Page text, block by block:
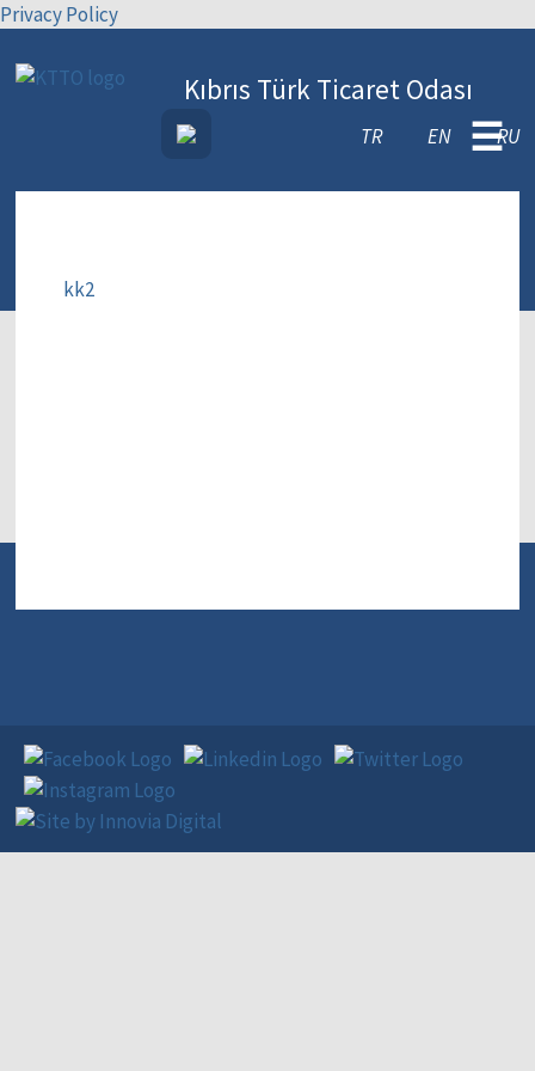
Privacy Policy
Kıbrıs Türk Ticaret Odası
TR EN RU
☰
kk2